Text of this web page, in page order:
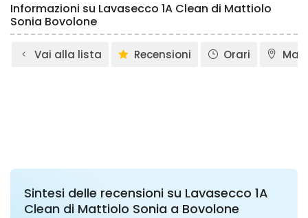
Informazioni su Lavasecco 1A Clean di Mattiolo
Sonia Bovolone
Vai alla lista Recensioni Orari
Sintesi delle recensioni su Lavasecco 1A
Clean di Mattiolo Sonia a Bovolone